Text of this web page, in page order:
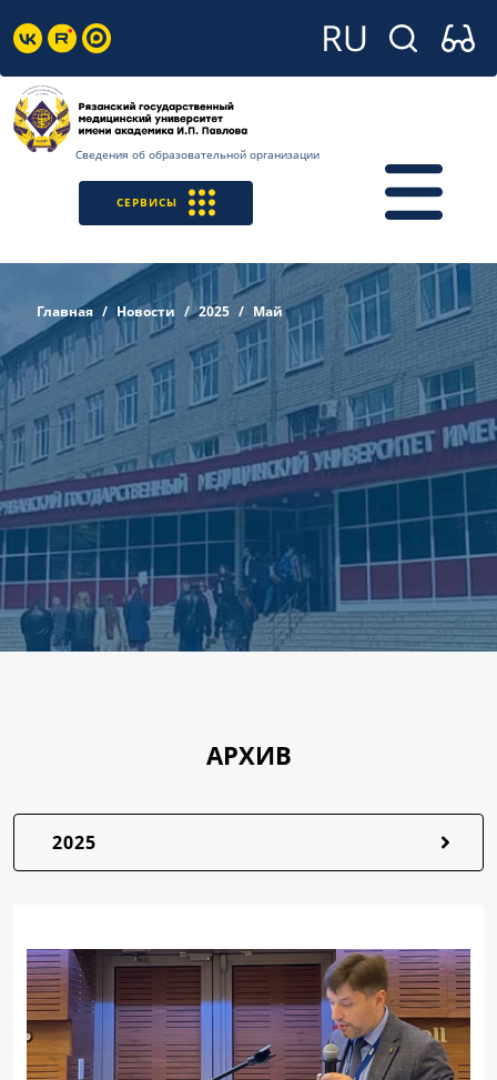
Сведения об образовательной организации
СЕРВИСЫ
Главная Новости 2025 Май
АРХИВ
2025